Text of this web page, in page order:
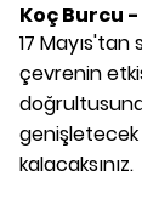
Koç Burcu -
17
çevrenin
genişletecek
kalacaksınız.